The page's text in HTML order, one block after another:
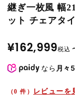
継ぎ一枚風 幅
ット チェアタ
¥162,999税込
なら 月々
（0 件） レビューを